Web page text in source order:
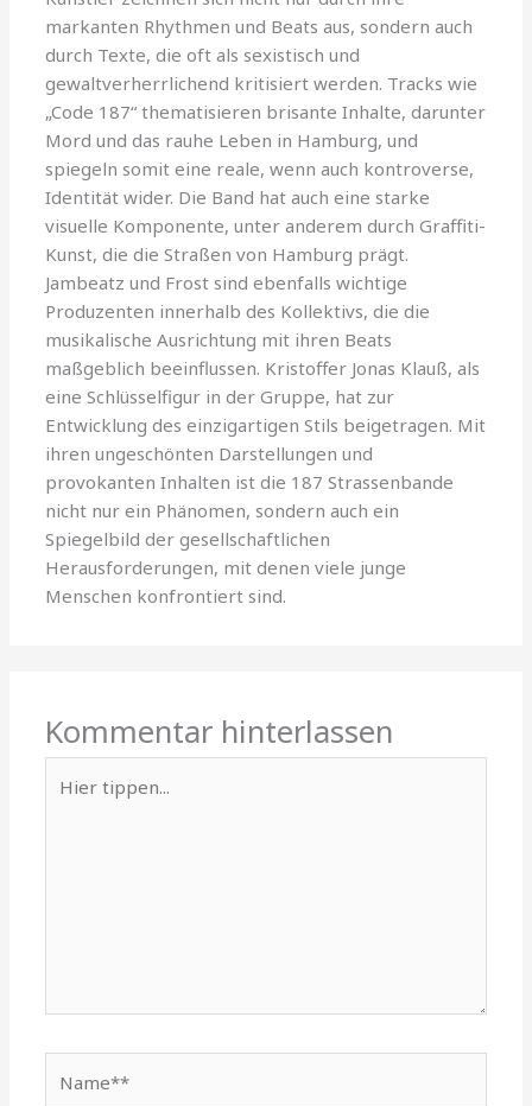
markanten Rhythmen und Beats aus, sondern auch
durch Texte, die oft als sexistisch und
gewaltverherrlichend kritisiert werden. Tracks wie
„Code 187“ thematisieren brisante Inhalte, darunter
Mord und das rauhe Leben in Hamburg, und
spiegeln somit eine reale, wenn auch kontroverse,
Identität wider. Die Band hat auch eine starke
visuelle Komponente, unter anderem durch Graffiti-
Kunst, die die Straßen von Hamburg prägt.
Jambeatz und Frost sind ebenfalls wichtige
Produzenten innerhalb des Kollektivs, die die
musikalische Ausrichtung mit ihren Beats
maßgeblich beeinflussen. Kristoffer Jonas Klauß, als
eine Schlüsselfigur in der Gruppe, hat zur
Entwicklung des einzigartigen Stils beigetragen. Mit
ihren ungeschönten Darstellungen und
provokanten Inhalten ist die 187 Strassenbande
nicht nur ein Phänomen, sondern auch ein
Spiegelbild der gesellschaftlichen
Herausforderungen, mit denen viele junge
Menschen konfrontiert sind.
Kommentar hinterlassen
tippen...